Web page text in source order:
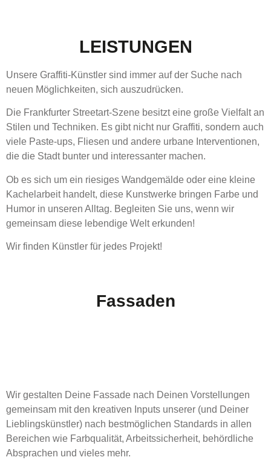
LEISTUNGEN
Unsere Graffiti-Künstler sind immer auf der Suche nach
neuen Möglichkeiten, sich auszudrücken.
Die Frankfurter Streetart-Szene besitzt eine große Vielfalt an
Stilen und Techniken. Es gibt nicht nur Graffiti, sondern auch
viele Paste-ups, Fliesen und andere urbane Interventionen,
die die Stadt bunter und interessanter machen.
Ob es sich um ein riesiges Wandgemälde oder eine kleine
Kachelarbeit handelt, diese Kunstwerke bringen Farbe und
Humor in unseren Alltag. Begleiten Sie uns, wenn wir
gemeinsam diese lebendige Welt erkunden!
Wir finden Künstler für jedes Projekt!
Fassaden
Wir gestalten Deine Fassade nach Deinen Vorstellungen
gemeinsam mit den kreativen Inputs unserer (und Deiner
Lieblingskünstler) nach bestmöglichen Standards in allen
Bereichen wie Farbqualität, Arbeitssicherheit, behördliche
Absprachen und vieles mehr.